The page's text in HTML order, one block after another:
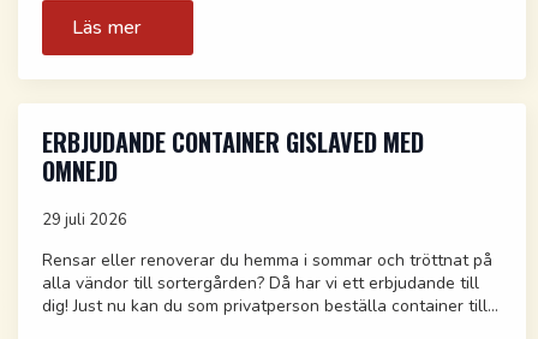
Läs mer
ERBJUDANDE CONTAINER GISLAVED MED
OMNEJD
29 juli 2026
Rensar eller renoverar du hemma i sommar och tröttnat på
alla vändor till sortergården? Då har vi ett erbjudande till
dig! Just nu kan du som privatperson beställa container till…